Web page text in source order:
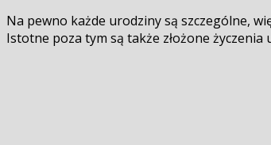
Na pewno każde urodziny są szczególne,
Istotne poza tym są także złożone